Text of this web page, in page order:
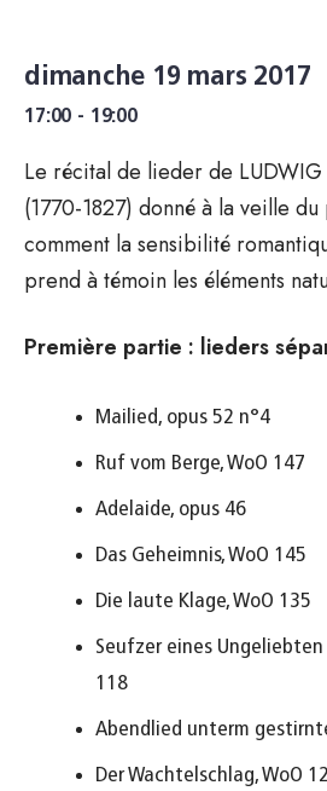
dimanche 19 mars 2017
17:00 - 19:00
Le récital de lieder de
(1770-1827) donné à la veille
comment la sensibilité
prend à témoin les éléments
Première partie : lieders
Mailied, opus 52 n°4
Ruf vom Berge, WoO 147
Adelaide, opus 46
Das Geheimnis, WoO 145
Die laute Klage, WoO 135
Seufzer eines Ungeliebten
118
Abendlied unterm
Der Wachtelschlag, WoO